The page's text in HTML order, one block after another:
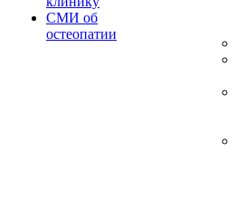
СМИ об
остеопатии